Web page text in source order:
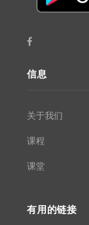
信息
关于我们
课程
课堂
有用的链接